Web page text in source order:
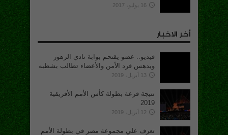
16 يوليو، 2017
أخر الاخبار
فيديو.. عضو يقتحم بوابة نادي الزهور
ويدهس فرد الأمن والأعضاء تطالب بشطبه
13 أبريل، 2019
نتيجة قرعة بطولة كأس الأمم الأفريقية
2019
12 أبريل، 2019
تعرف علي مجموعة مصر في بطولة الأمم